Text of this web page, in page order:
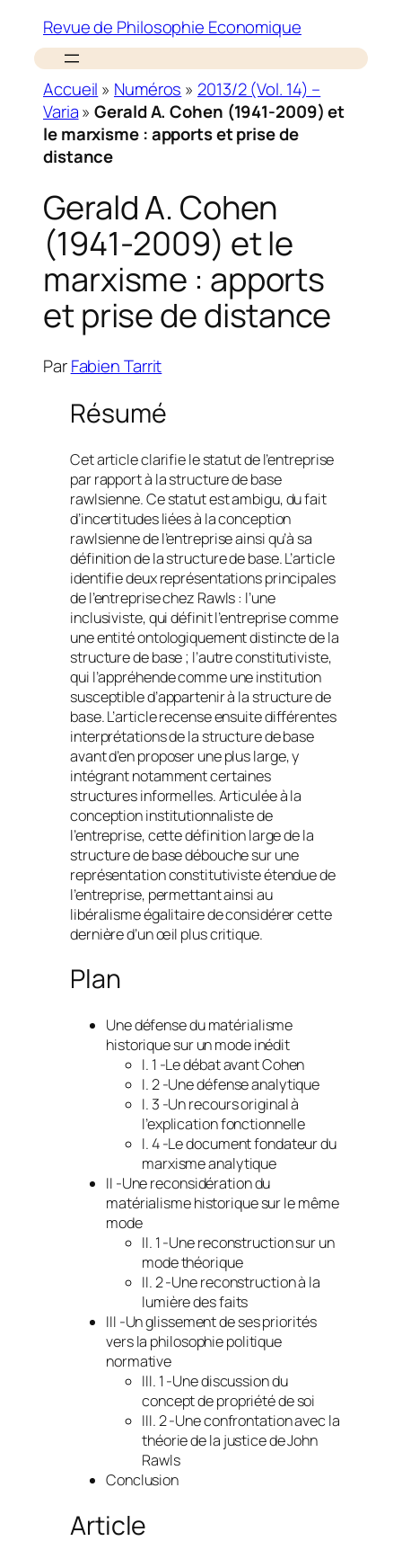
Revue de Philosophie Economique
Accueil » Numéros » 2013/2 (Vol. 14) –
Varia»Gerald A. Cohen (1941-2009) et
le marxisme : apports et prise de
distance
Gerald A. Cohen
(1941-2009) et le
marxisme : apports
et prise de distance
ParFabien Tarrit
Résumé
Cet article clarifie le statut de l’entreprise
par rapport à la structure de base
rawlsienne. Ce statut est ambigu, du fait
d’incertitudes liées à la conception
rawlsienne de l’entreprise ainsi qu’à sa
définition de la structure de base. L’article
identifie deux représentations principales
de l’entreprise chez Rawls : l’une
inclusiviste, qui définit l’entreprise comme
une entité ontologiquement distincte de la
structure de base ; l’autre constitutiviste,
qui l’appréhende comme une institution
susceptible d’appartenir à la structure de
base. L’article recense ensuite différentes
interprétations de la structure de base
avant d’en proposer une plus large, y
intégrant notamment certaines
structures informelles. Articulée à la
conception institutionnaliste de
l’entreprise, cette définition large de la
structure de base débouche sur une
représentation constitutiviste étendue de
l’entreprise, permettant ainsi au
libéralisme égalitaire de considérer cette
dernière d’un œil plus critique.
Plan
Une défense du matérialisme
historique sur un mode inédit
I. 1 -Le débat avant Cohen
I. 2 -Une défense analytique
I. 3 -Un recours original à
l’explication fonctionnelle
I. 4 -Le document fondateur du
marxisme analytique
II -Une reconsidération du
matérialisme historique sur le même
mode
II. 1 -Une reconstruction sur un
mode théorique
II. 2 -Une reconstruction à la
lumière des faits
III -Un glissement de ses priorités
vers la philosophie politique
normative
III. 1 -Une discussion du
concept de propriété de soi
III. 2 -Une confrontation avec la
théorie de la justice de John
Rawls
Conclusion
Article